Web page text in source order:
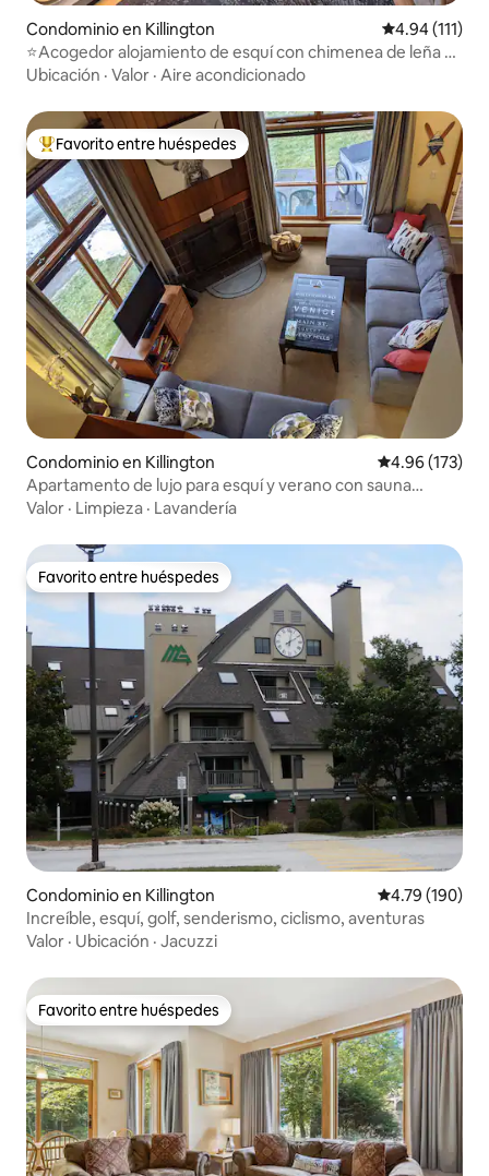
Condominio en Killington Calificación
4.94 (111)
⭐️Acogedor alojamiento de esquí con chimenea de leña y
cama tamaño king
Ubicación · Valor · Aire acondicionado
De los mejores en Favorito entre huéspedes
Favorito entre huéspedes
Condominio en Killington Calificación
4.96 (173)
Apartamento de lujo para esquí y verano con sauna
privada
Valor · Limpieza · Lavandería
Favorito entre huéspedes
Favorito entre huéspedes
Condominio en Killington Calificación
4.79 (190)
Increíble, esquí, golf, senderismo, ciclismo, aventuras
Valor · Ubicación · Jacuzzi
Favorito entre huéspedes
Favorito entre huéspedes